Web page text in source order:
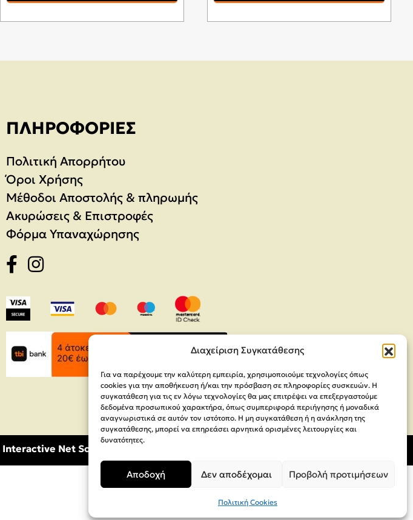
Διαχείριση Συγκατάθεσης
Για να παρέχουμε την καλύτερη εμπειρία, χρησιμοποιούμε τεχνολογίες όπως
cookies για την αποθήκευση ή/και την πρόσβαση σε πληροφορίες συσκευών. Η
συγκατάθεση για τις εν λόγω τεχνολογίες θα μας επιτρέψει να επεξεργαστούμε
δεδομένα προσωπικού χαρακτήρα, όπως συμπεριφορά περιήγησης ή μοναδικά
αναγνωριστικά σε αυτόν τον ιστότοπο. Η μη συγκατάθεση ή η ανάκληση της
συγκατάθεσης, μπορεί να επηρεάσει αρνητικά ορισμένες λειτουργίες και
δυνατότητες.
Αποδοχή Δεν αποδέχομαι Προβολή προτιμήσεων
Πολιτική Cookies
ΠΛΗΡΟΦΟΡΊΕΣ
Πολιτική Απορρήτου
Όροι Χρήσης
Μέθοδοι Αποστολής & πληρωμής
Ακυρώσεις & Επιστροφές
Φόρμα Υπαναχώρησης
Interactive Net Solutions